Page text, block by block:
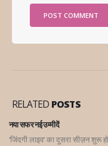
RELATED POSTS
नया सफर नई उम्मीदें
‘जिंदगी लाइव’ का दूसरा सीज़न